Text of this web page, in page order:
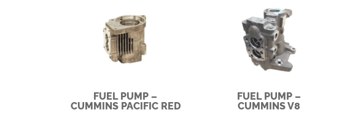
FUEL PUMP –
CUMMINS PACIFIC RED
FUEL PUMP –
CUMMINS V8